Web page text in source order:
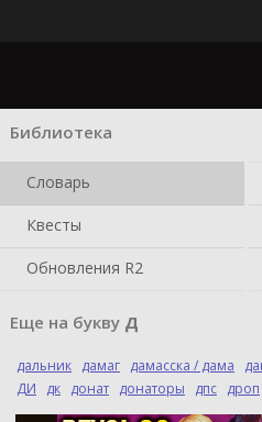
Библиотека
Словарь
Квесты
Обновления R2
Еще на букву Д
дальник дамаг дамасска / дама
ДИ
дк донат донаторы дпс дроп